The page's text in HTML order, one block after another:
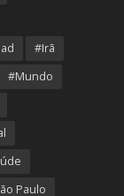
#Irã
#Mundo
Paulo